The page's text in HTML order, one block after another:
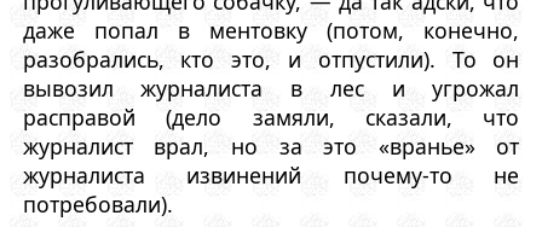
даже попал в ментовку (потом, конечно,
разобрались, кто это, и отпустили). То он
вывозил журналиста в лес и угрожал
расправой (дело замяли, сказали, что
журналист врал, но за это «вранье» от
журналиста извинений почему-то не
потребовали).